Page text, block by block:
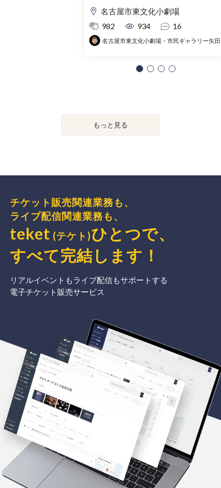
名古屋市東文化小劇場
982
934 16
名古屋市東文化小劇場・市民ギャラリー矢田
もっと見る
チケット販売関連業務も、
ライブ配信関連業務も、
teket (テケト)ひとつで、
すべて完結 します ！
リアルイベントもライブ配信もサポートする
電子チケット販売サービス